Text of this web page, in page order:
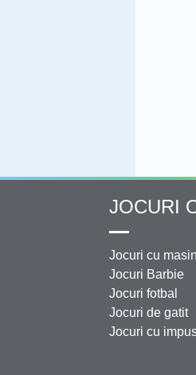
JOCURI
Jocuri cu
Jocuri Barbie
Jocuri fotbal
Jocuri de gatit
Jocuri cu